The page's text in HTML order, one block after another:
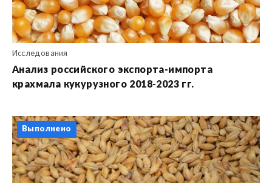
Исследования
Анализ российского экспорта-импорта
крахмала кукурузного 2018-2023 гг.
Выполнено